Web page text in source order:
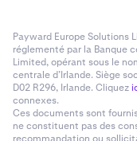
Payward Europe Solutions
réglementé par la Banque
Limited, opérant sous le
centrale d’Irlande. Siège
D02 R296, Irlande. Cliquez
connexes.
Ces documents sont
ne constituent pas des
recommandation ou